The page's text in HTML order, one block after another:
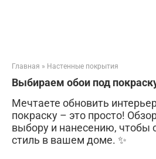
Главная » Настенные покрытия
Выбираем обои под
Мечтаете обновить
покраску – это просто!
выбору и нанесению, чтобы
стиль в вашем доме. ✨